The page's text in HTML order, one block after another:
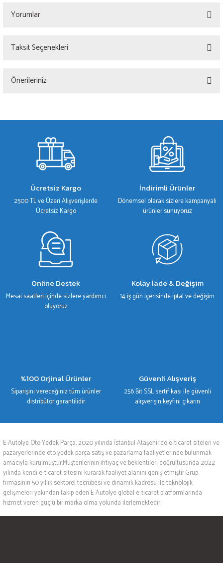
Yorumlar
Taksit Seçenekleri
Önerileriniz
gördüğünüz noktaları öneri formunu kullanarak tarafımıza iletebilirsiniz.
Ürün resmi kalitesiz, bozuk veya görüntülenemiyor.
Ürün açıklamasında eksik bilgiler bulunuyor.
Ürün fiyatı diğer sitelerden daha pahalı.
Bu ürüne benzer farklı alternatifler olmalı.
Ücretsiz Kargo
2500 TL ve Üzeri Alışverişlerde
Ücretsiz Kargo
İndirimli Ürünler
Dönemsel olarak sizlere kampanyalı
ürünler sunuyoruz
Online Destek
Mesai saatleri içinde sizlere yardımcı
oluyoruz
Kolay İade & Değişim
14 iş gün içerisinde iptal ve değişim
%100 Orjinal Ürünler
Siparişini vereceğiniz tüm ürünler
distribütör garantilidir
Güvenli Alışveriş
256 Bit SSL sertifikası ile güvenli
alışverişin keyfini çıkarın
E-Autolye Oto Yedek Parça, 2020 yılında İstanbul Ataşehir’de e-ticaret siteleri ve
pazaryerlerinde oto yedek parça satış ve pazarlama faaliyetlerinde bulunmak
amacıyla kurulmuştur.Müşterilerinin ihtiyaç ve beklentileri doğrultusunda 2022
yılında kendi e-ticaret sitesini kurarak faaliyet alanını genişletmiştir.Grup
firmasının 50 yıllık sektörel tecrübesi ve dinamik kadrosu ile teknolojik
gelişmeleri yakından takip eden E-Autolye global e-ticaret platformlarında
hizmet veren güçlü bir marka olma yolunda ilerlemektedir.